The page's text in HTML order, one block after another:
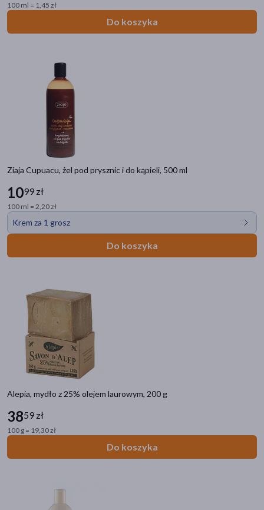
100 ml = 1,45 zł
Do koszyka
Ziaja Cupuacu, żel pod prysznic i do kąpieli, 500 ml
1099 zł
100 ml = 2,20 zł
Krem za 1 grosz
Do koszyka
Alepia, mydło z 25% olejem laurowym, 200 g
3859 zł
100 g = 19,30 zł
Do koszyka